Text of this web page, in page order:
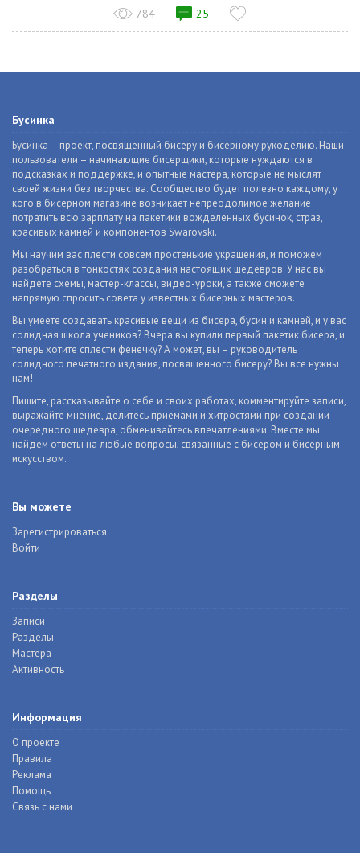
784 25
Бусинка
Бусинка – проект, посвященный бисеру и бисерному рукоделию. Наши
пользователи – начинающие бисерщики, которые нуждаются в
подсказках и поддержке, и опытные мастера, которые не мыслят
своей жизни без творчества. Сообщество будет полезно каждому, у
кого в бисерном магазине возникает непреодолимое желание
потратить всю зарплату на пакетики вожделенных бусинок, страз,
красивых камней и компонентов Swarovski.
Мы научим вас плести совсем простенькие украшения, и поможем
разобраться в тонкостях создания настоящих шедевров. У нас вы
найдете схемы, мастер-классы, видео-уроки, а также сможете
напрямую спросить совета у известных бисерных мастеров.
Вы умеете создавать красивые вещи из бисера, бусин и камней, и у вас
солидная школа учеников? Вчера вы купили первый пакетик бисера, и
теперь хотите сплести фенечку? А может, вы – руководитель
солидного печатного издания, посвященного бисеру? Вы все нужны
нам!
Пишите, рассказывайте о себе и своих работах, комментируйте записи,
выражайте мнение, делитесь приемами и хитростями при создании
очередного шедевра, обменивайтесь впечатлениями. Вместе мы
найдем ответы на любые вопросы, связанные с бисером и бисерным
искусством.
Вы можете
Зарегистрироваться
Войти
Разделы
Записи
Разделы
Мастера
Активность
Информация
О проекте
Правила
Реклама
Помощь
Связь с нами